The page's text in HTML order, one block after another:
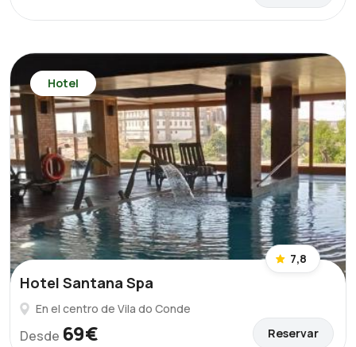
Hotel
7,8
Hotel Santana Spa
En el centro de Vila do Conde
Desde 69€ Reservar